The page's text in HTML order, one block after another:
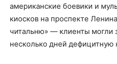
американские боевики и
киосков на проспекте
читальню» — клиенты могли
несколько дней дефицитную